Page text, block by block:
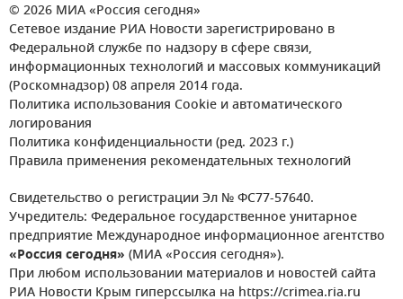
© 2026 МИА «Россия сегодня»
Сетевое издание РИА Новости зарегистрировано в
Федеральной службе по надзору в сфере связи,
информационных технологий и массовых коммуникаций
(Роскомнадзор) 08 апреля 2014 года.
Политика использования Cookie и автоматического
логирования
Политика конфиденциальности (ред. 2023 г.)
Правила применения рекомендательных технологий
Свидетельство о регистрации Эл № ФС77-57640.
Учредитель: Федеральное государственное унитарное
предприятие Международное информационное агентство
«Россия сегодня» (МИА «Россия сегодня»).
При любом использовании материалов и новостей сайта
РИА Новости Крым гиперссылка на https://crimea.ria.ru